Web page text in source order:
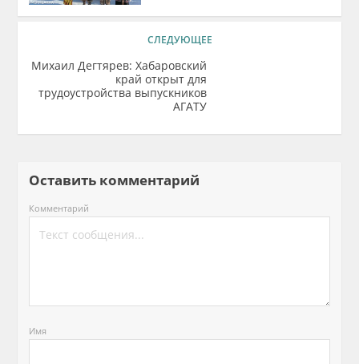
СЛЕДУЮЩЕЕ
Михаил Дегтярев: Хабаровский
край открыт для
трудоустройства выпускников
АГАТУ
Оставить комментарий
Комментарий
Имя